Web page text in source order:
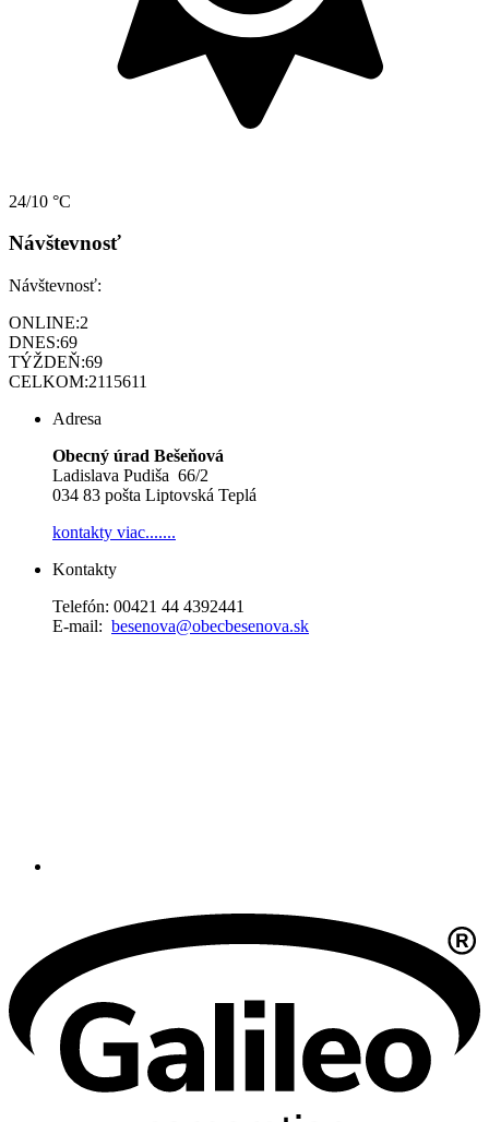
24/10 °C
Návštevnosť
Návštevnosť:
ONLINE:2
DNES:69
TÝŽDEŇ:69
CELKOM:2115611
Adresa
Obecný úrad Bešeňová
Ladislava Pudiša 66/2
034 83 pošta Liptovská Teplá
kontakty viac.......
Kontakty
Telefón: 00421 44 4392441
E-mail: besenova@obecbesenova.sk